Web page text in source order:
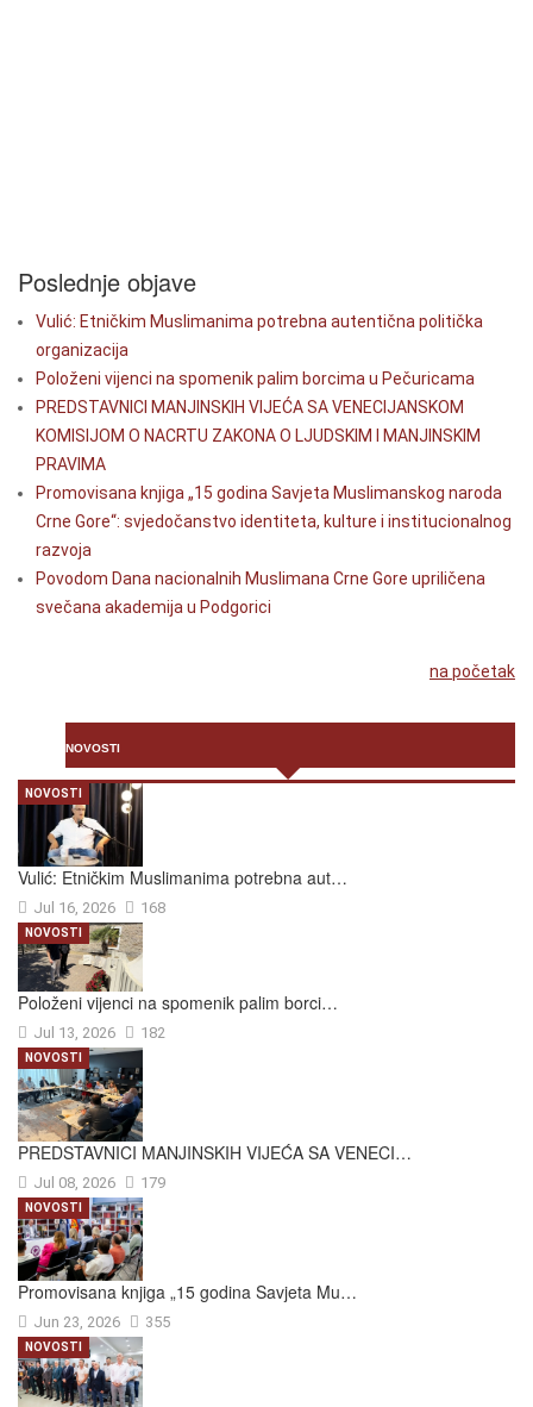
Poslednje objave
Vulić: Etničkim Muslimanima potrebna autentična politička
organizacija
Položeni vijenci na spomenik palim borcima u Pečuricama
PREDSTAVNICI MANJINSKIH VIJEĆA SA VENECIJANSKOM
KOMISIJOM O NACRTU ZAKONA O LJUDSKIM I MANJINSKIM
PRAVIMA
Promovisana knjiga „15 godina Savjeta Muslimanskog naroda
Crne Gore“: svjedočanstvo identiteta, kulture i institucionalnog
razvoja
Povodom Dana nacionalnih Muslimana Crne Gore upriličena
svečana akademija u Podgorici
na početak
NOVOSTI
Vulić: Etničkim Muslimanima potrebna aut…
Jul 16, 2026 168
NOVOSTI
Položeni vijenci na spomenik palim borci…
Jul 13, 2026 182
NOVOSTI
PREDSTAVNICI MANJINSKIH VIJEĆA SA VENECI…
Jul 08, 2026 179
NOVOSTI
Promovisana knjiga „15 godina Savjeta Mu…
Jun 23, 2026 355
NOVOSTI
NOVOSTI